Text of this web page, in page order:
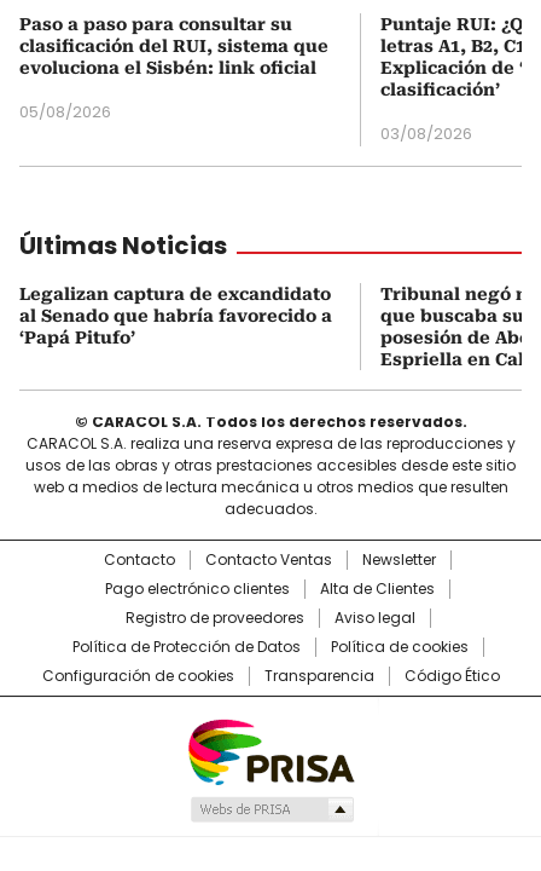
Paso a paso para consultar su
clasificación del RUI, sistema que
evoluciona el Sisbén: link oficial
05/08/2026
Puntaje RUI:
letras A1, B2, C1
Explicación de
clasificación’
03/08/2026
Últimas Noticias
Legalizan captura de excandidato
al Senado que habría favorecido a
‘Papá Pitufo’
Tribunal negó
que buscaba
posesión de
Espriella en Cali
© CARACOL S.A. Todos los derechos reservados.
CARACOL S.A. realiza una reserva expresa de las reproducciones y
usos de las obras y otras prestaciones accesibles desde este sitio
web a medios de lectura mecánica u otros medios que resulten
adecuados.
Contacto Contacto Ventas
Newsletter
Pago electrónico clientes
Alta de Clientes
Registro de proveedores
Aviso legal
Política de Protección de Datos
Política de cookies
Configuración de cookies
Transparencia Código Ético